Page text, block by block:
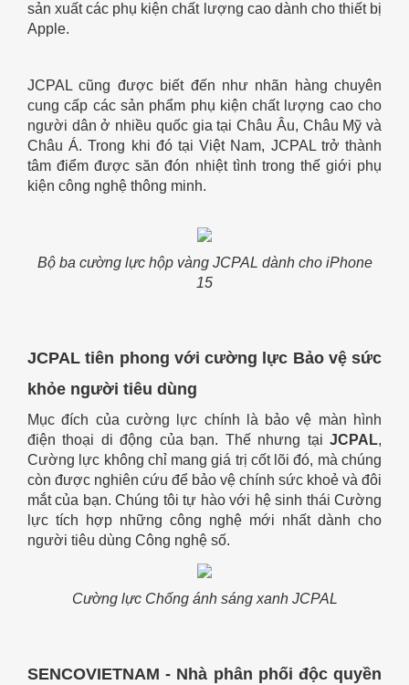
sản xuất các phụ kiện chất lượng cao dành cho thiết bị
Apple.
JCPAL cũng được biết đến như nhãn hàng chuyên
cung cấp các sản phẩm phụ kiện chất lượng cao cho
người dân ở nhiều quốc gia tại Châu Âu, Châu Mỹ và
Châu Á. Trong khi đó tại Việt Nam, JCPAL trở thành
tâm điểm được săn đón nhiệt tình trong thế giới phụ
kiện công nghệ thông minh.
Bộ ba cường lực hộp vàng JCPAL dành cho iPhone
15
JCPAL tiên phong với cường lực Bảo vệ sức
khỏe người tiêu dùng
Mục đích của cường lực chính là bảo vệ màn hình
điện thoại di động của bạn. Thế nhưng tại JCPAL,
Cường lực không chỉ mang giá trị cốt lõi đó, mà chúng
còn được nghiên cứu để bảo vệ chính sức khoẻ và đôi
mắt của bạn. Chúng tôi tự hào với hệ sinh thái Cường
lực tích hợp những công nghệ mới nhất dành cho
người tiêu dùng Công nghệ số.
Cường lực Chống ánh sáng xanh JCPAL
SENCOVIETNAM - Nhà phân phối độc quyền